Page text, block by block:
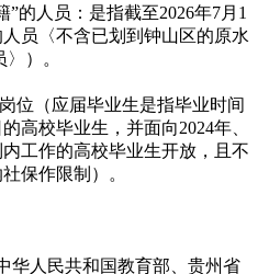
”的人员：是指截至2026年7月1
员〈不含已划到钟山区的原水
）。
（应届毕业生是指毕业时间
高校毕业生，并面向2024年、
工作的高校毕业生开放，且不
保作限制）。
人民共和国教育部、贵州省